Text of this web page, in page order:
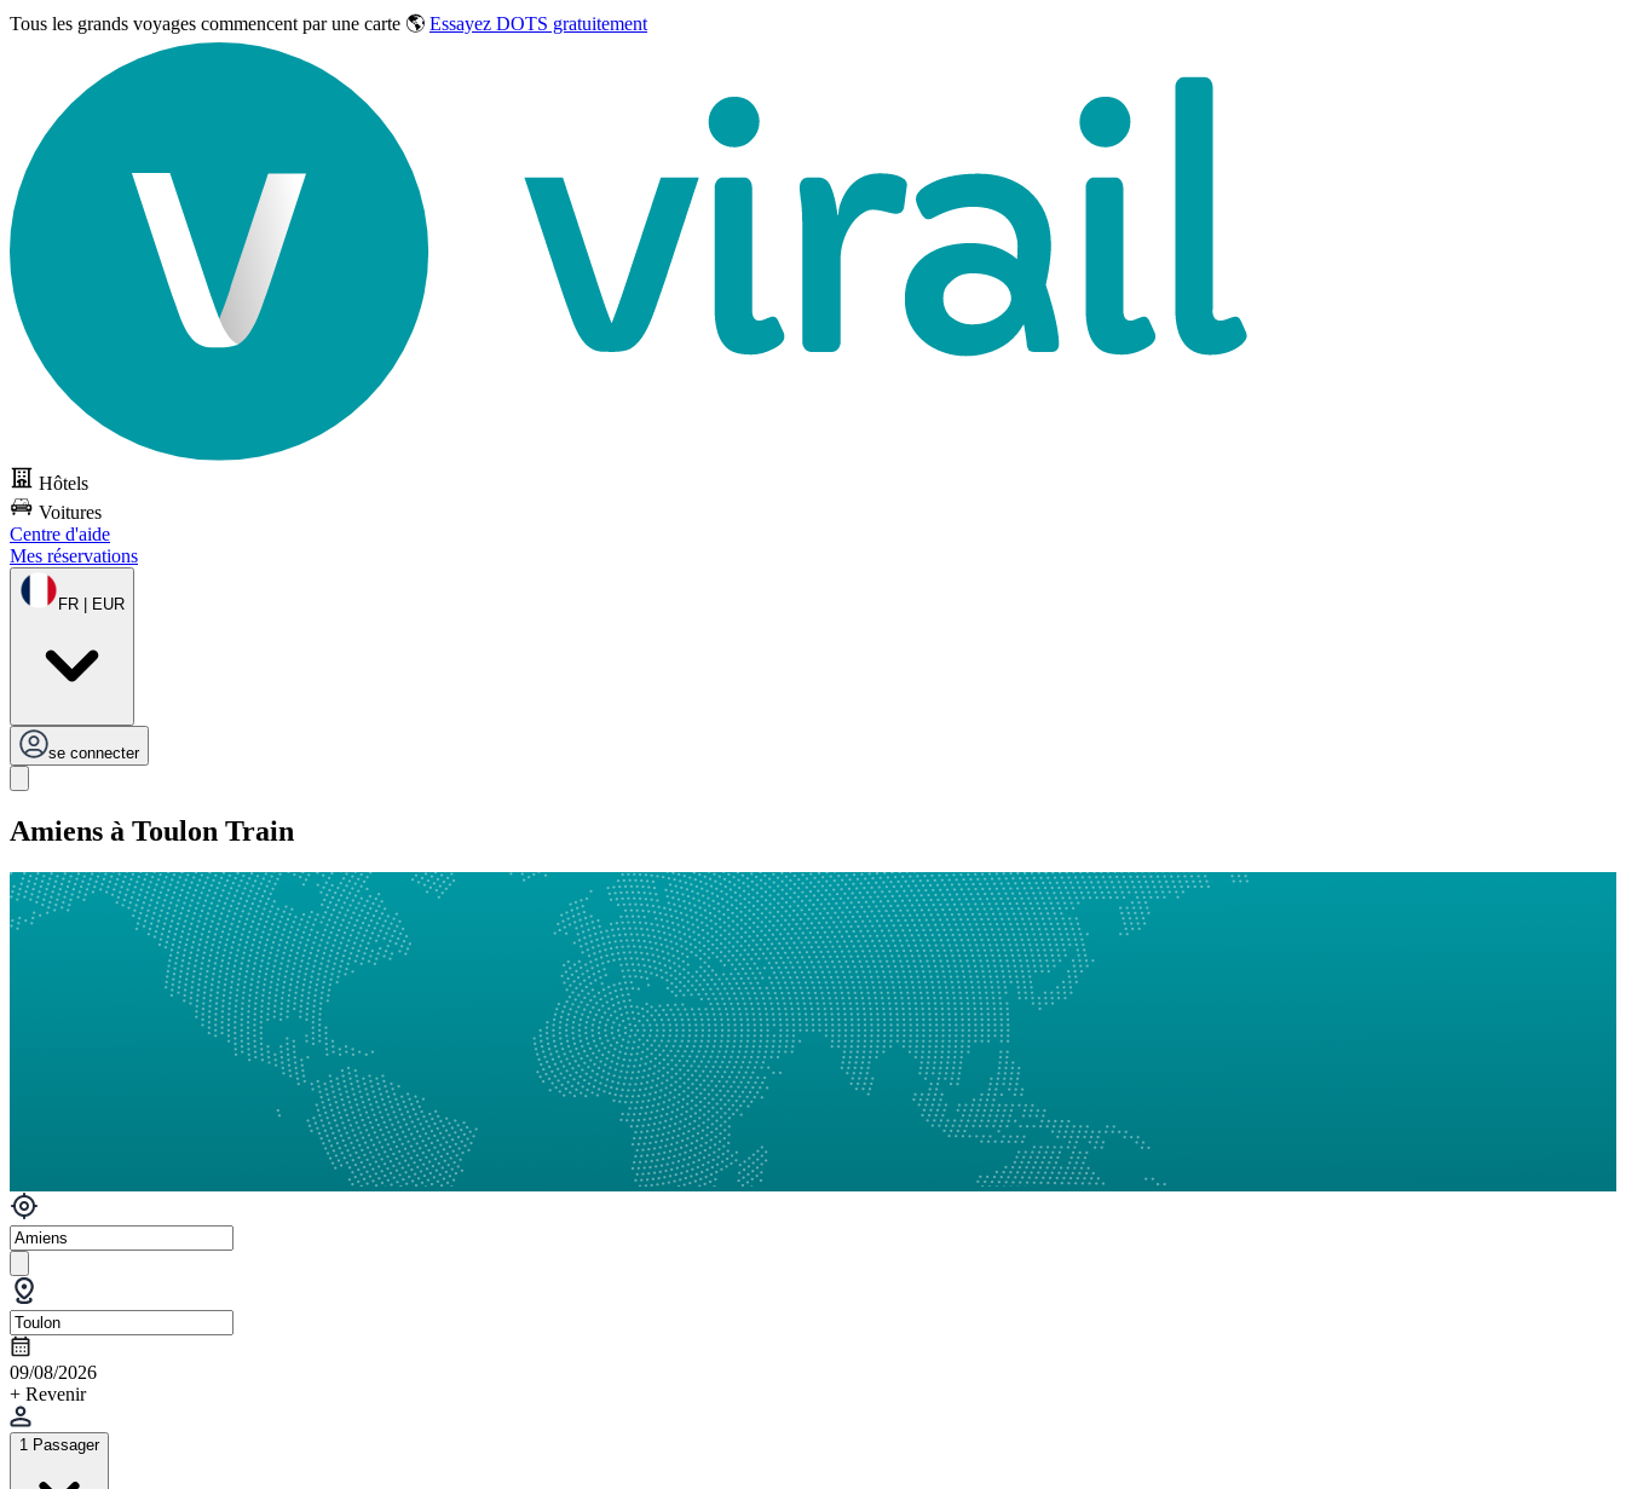
Tous les grands voyages commencent par une carte 🌎 Essayez DOTS gratuitement
Hôtels
Voitures
Centre d'aide
Mes réservations
FR | EUR
se connecter
Amiens à Toulon Train
09/08/2026
+ Revenir
1 Passager